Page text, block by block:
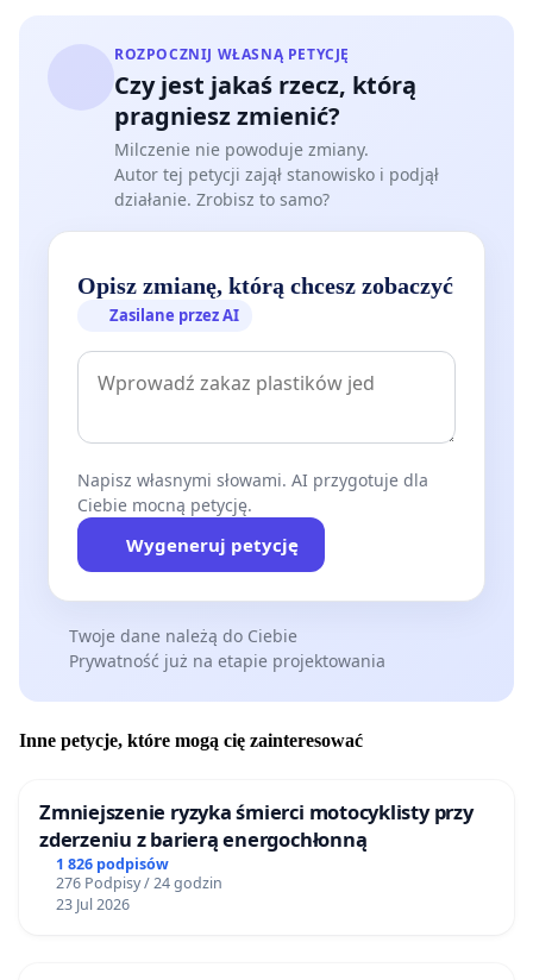
ROZPOCZNIJ WŁASNĄ PETYCJĘ
Czy jest jakaś rzecz, którą
pragniesz zmienić?
Milczenie nie powoduje zmiany.
Autor tej petycji zajął stanowisko i podjął
działanie. Zrobisz to samo?
Opisz zmianę, którą chcesz zobaczyć
Zasilane przez AI
Napisz własnymi słowami. AI przygotuje dla
Ciebie mocną petycję.
Wygeneruj petycję
Twoje dane należą do Ciebie
Prywatność już na etapie projektowania
Inne petycje, które mogą cię zainteresować
Zmniejszenie ryzyka śmierci motocyklisty przy
zderzeniu z barierą energochłonną
1 826 podpisów
276 Podpisy / 24 godzin
23 Jul 2026